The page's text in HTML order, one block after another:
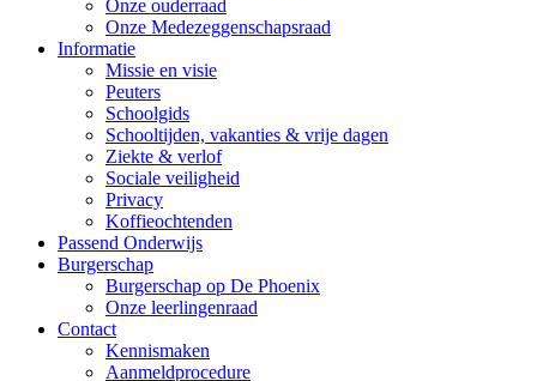
Onze ouderraad
Onze Medezeggenschapsraad
Informatie
Missie en visie
Peuters
Schoolgids
Schooltijden, vakanties & vrije dagen
Ziekte & verlof
Sociale veiligheid
Privacy
Koffieochtenden
Passend Onderwijs
Burgerschap
Burgerschap op De Phoenix
Onze leerlingenraad
Contact
Kennismaken
Aanmeldprocedure